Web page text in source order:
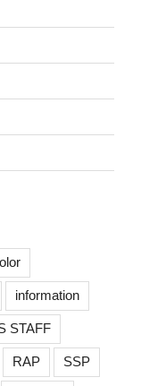
information
STAFF
RAP SSP